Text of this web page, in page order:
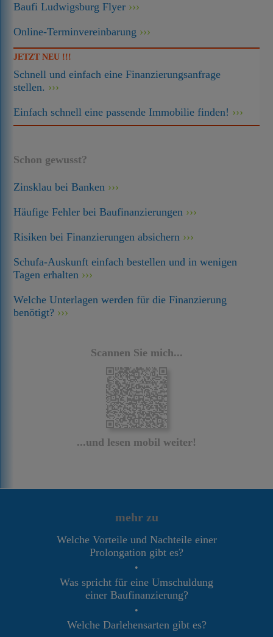
Baufi Ludwigsburg Flyer
Online-Terminvereinbarung
JETZT NEU !!!
Schnell und einfach eine Finanzierungsanfrage
stellen.
Einfach schnell eine passende Immobilie finden!
Schon gewusst?
Zinsklau bei Banken
Häufige Fehler bei Baufinanzierungen
Risiken bei Finanzierungen absichern
Schufa-Auskunft einfach bestellen und in wenigen
Tagen erhalten
Welche Unterlagen werden für die Finanzierung
benötigt?
Scannen Sie mich...
...und lesen mobil weiter!
mehr zu
Welche Vorteile und Nachteile einer
Prolongation gibt es?
•
Was spricht für eine Umschuldung
einer Baufinanzierung?
•
Welche Darlehensarten gibt es?